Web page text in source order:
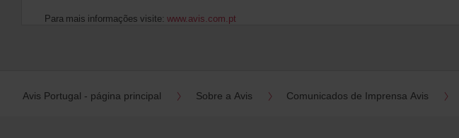
Para mais informações visite: www.avis.com.pt
Avis Portugal - página principal Sobre a Avis Comunicados de Imprensa Avis